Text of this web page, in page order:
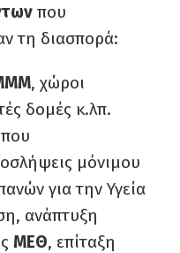
που
τη διασπορά:
, χώροι
δομές κ.λπ.
μόνιμου
για την Υγεία
ανάπτυξη
ΜΕΘ, επίταξη